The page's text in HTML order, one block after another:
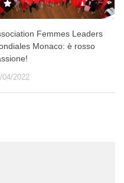
Femmes Leaders
Monaco: è rosso
04/2022